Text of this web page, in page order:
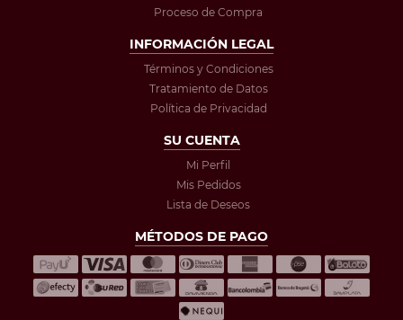
Proceso de Compra
INFORMACIÓN LEGAL
Términos y Condiciones
Tratamiento de Datos
Política de Privacidad
SU CUENTA
Mi Perfil
Mis Pedidos
Lista de Deseos
MÉTODOS DE PAGO